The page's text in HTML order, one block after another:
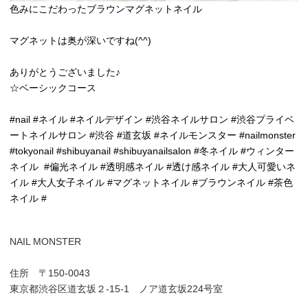
色みにこだわったブラウンマグネットネイル
マグネットは奥が深いですね(^^)
ありがとうございました♪
☆ベーシックコース
#nail #ネイル #ネイルデザイン #渋谷ネイルサロン #渋谷プライベ
ートネイルサロン #渋谷 #道玄坂 #ネイルモンスター #nailmonster
#tokyonail #shibuyanail #shibuyanailsalon #冬ネイル #ウィンター
ネイル #偏光ネイル #透明感ネイル #透け感ネイル #大人可愛いネ
イル #大人女子ネイル #マグネットネイル #ブラウンネイル #茶色
ネイル #
NAIL MONSTER
住所 〒150-0043
東京都渋谷区道玄坂２-15-1 ノア道玄坂224号室